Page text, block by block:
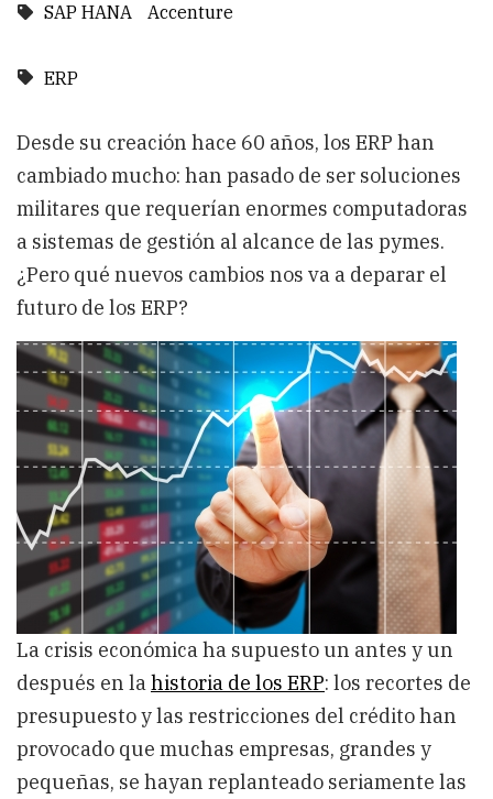
SAP HANA Accenture
ERP
Desde su creación hace 60 años, los ERP han
cambiado mucho: han pasado de ser soluciones
militares que requerían enormes computadoras
a sistemas de gestión al alcance de las pymes.
¿Pero qué nuevos cambios nos va a deparar el
futuro de los ERP?
La crisis económica ha supuesto un antes y un
después en lahistoria de los ERP: los recortes de
presupuesto y las restricciones del crédito han
provocado que muchas empresas, grandes y
pequeñas, se hayan replanteado seriamente las